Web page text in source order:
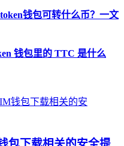
钱包可转什么币？一文
钱包里的 TTC 是什么
包下载相关的安全提